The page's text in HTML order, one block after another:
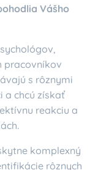
Vášho
pracovníkov
s rôznymi
a chcú získať
reakciu a
komplexný
rôznych